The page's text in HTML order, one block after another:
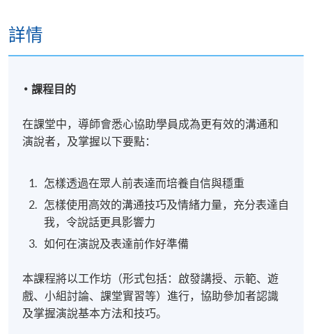
詳情
課程目的
在課堂中，導師會悉心協助學員成為更有效的溝通和
演說者，及掌握以下要點：
怎樣透過在眾人前表達而培養自信與穩重
怎樣使用高效的溝通技巧及情緒力量，充分表達自
我，令說話更具影響力
如何在演說及表達前作好準備
本課程將以工作坊（形式包括：啟發講授、示範、遊
戲、小組討論、課堂實習等）進行，協助參加者認識
及掌握演說基本方法和技巧。